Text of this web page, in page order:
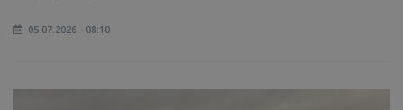
05.07.2026 - 08:10